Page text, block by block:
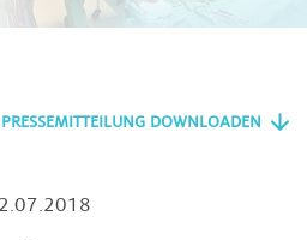
PRESSEMITTEILUNG DOWNLOADEN